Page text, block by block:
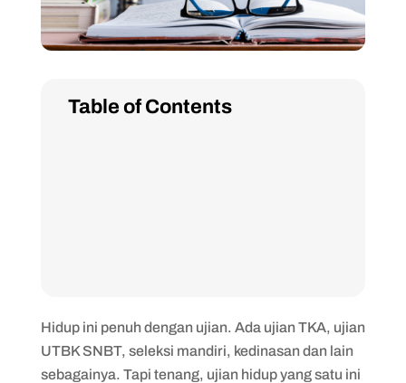
Table of Contents
Hidup ini penuh dengan ujian. Ada ujian TKA, ujian
UTBK SNBT, seleksi mandiri, kedinasan dan lain
sebagainya. Tapi tenang, ujian hidup yang satu ini